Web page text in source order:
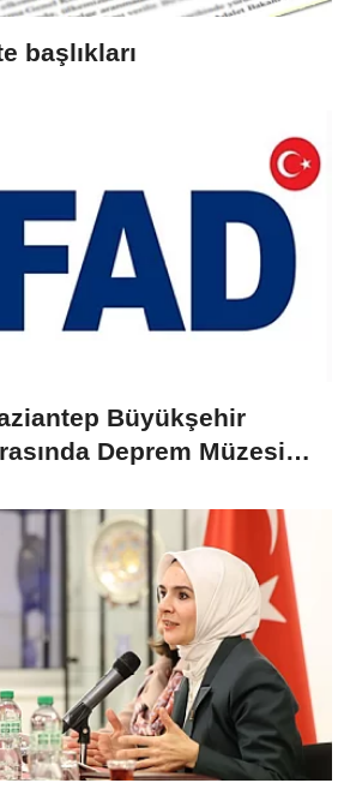
başlıkları
Büyükşehir
Deprem Müzesi